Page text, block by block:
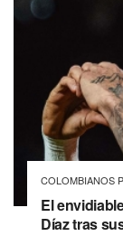
COLOMBIANOS
El
Díaz tras